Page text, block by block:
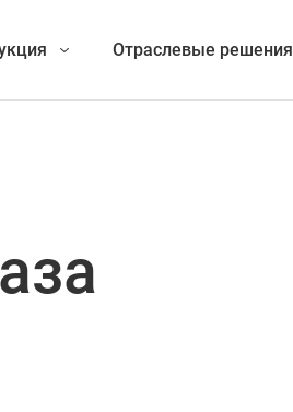
Точение
Отраслевые решения